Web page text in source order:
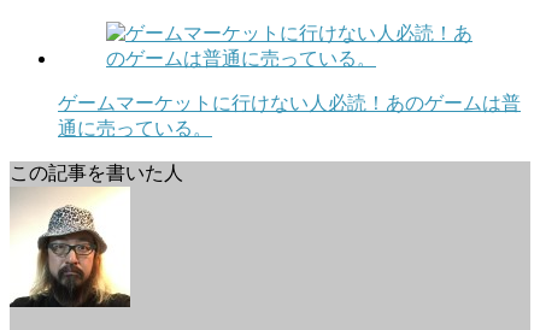
ゲームマーケットに行けない人必読！あのゲームは普
通に売っている。
この記事を書いた人